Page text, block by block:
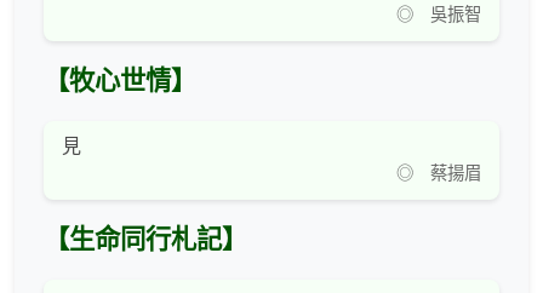
◎ 吳振智
【牧心世情】
見
◎ 蔡揚眉
【生命同行札記】